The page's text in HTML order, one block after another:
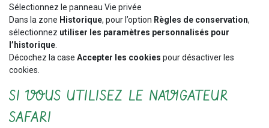
Sélectionnez le panneau Vie privée
Dans la zone Historique, pour l’option Règles de conservation,
sélectionnez utiliser les paramètres personnalisés pour
l’historique
Décochez la case Accepter les cookies pour désactiver les
cookies.
SI VOUS UTILISEZ LE NAVIGATEUR
SAFARI